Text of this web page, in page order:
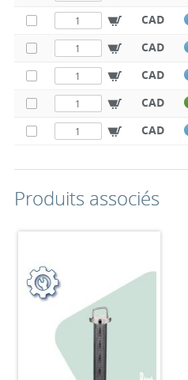
CAD
CAD
CAD
CAD
CAD
Produits associés